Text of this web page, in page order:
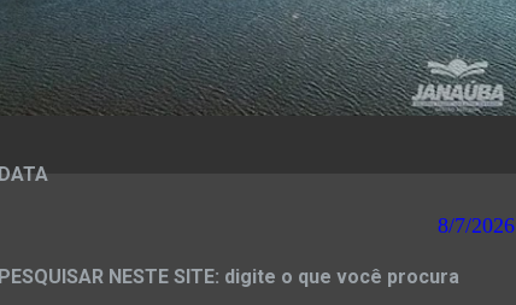
DATA
8/7/2026
PESQUISAR NESTE SITE: digite o que você procura